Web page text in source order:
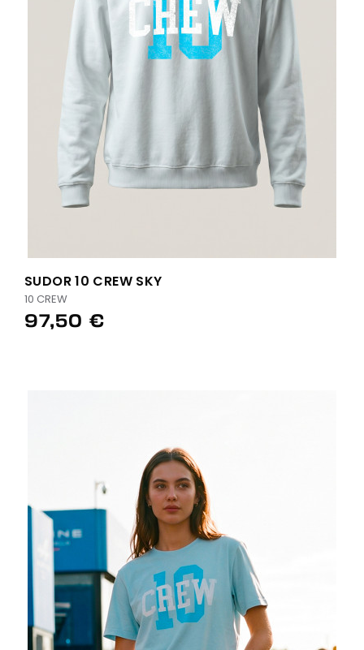
SUDOR 10 CREW SKY
10 CREW
97,50 €